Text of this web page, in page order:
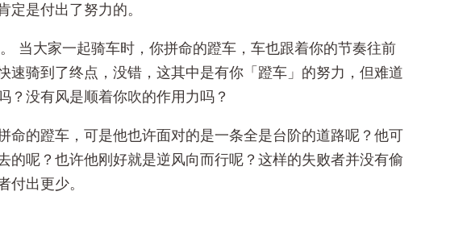
定是付出了努力的。
当大家一起骑车时，你拼命的蹬车，车也跟着你的节奏往前
速骑到了终点，没错，这其中是有你「蹬车」的努力，但难道
？没有风是顺着你吹的作用力吗？
命的蹬车，可是他也许面对的是一条全是台阶的道路呢？他可
的呢？也许他刚好就是逆风向而行呢？这样的失败者并没有偷
付出更少。